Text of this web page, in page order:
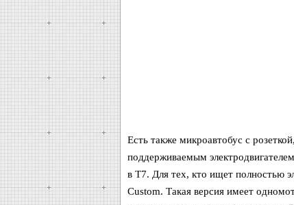
Есть также микроавтобус с
поддерживаемым
в T7. Для тех, кто ищет полностью
Custom. Такая версия имеет